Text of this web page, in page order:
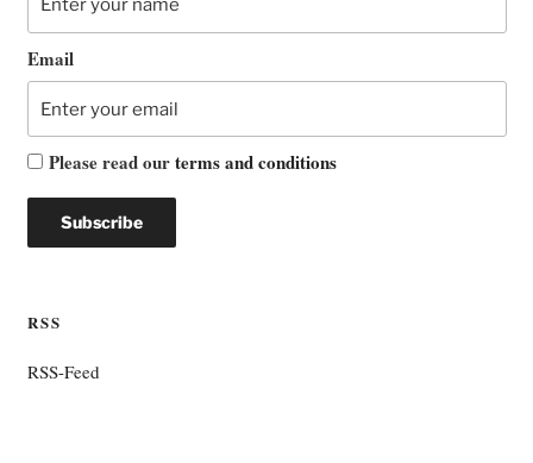
Email
Please read ourterms and conditions
RSS
RSS-Feed